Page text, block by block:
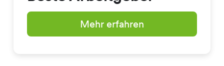
Mehr erfahren